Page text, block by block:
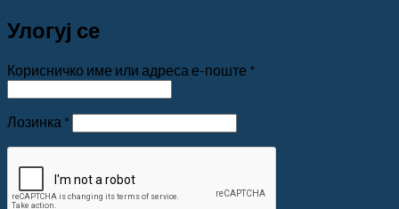
Улогуј се
Корисничко име или адреса е-поште *Обавезно
Лозинка *Обавезно